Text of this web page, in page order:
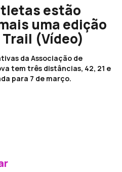
estão
uma edição
(Vídeo)
da Associação de
tem três distâncias, 42, 21 e
para 7 de março.